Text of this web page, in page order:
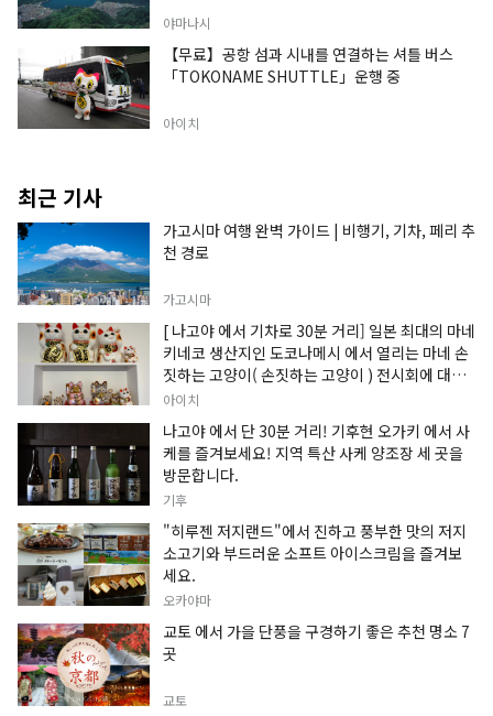
야마나시
【무료】공항 섬과 시내를 연결하는 셔틀 버스
「TOKONAME SHUTTLE」운행 중
아이치
최근 기사
가고시마 여행 완벽 가이드 | 비행기, 기차, 페리 추
천 경로
가고시마
[ 나고야 에서 기차로 30분 거리] 일본 최대의 마네
키네코 생산지인 도코나메시 에서 열리는 마네 손
짓하는 고양이( 손짓하는 고양이 ) 전시회에 대한
정보입니다.
아이치
나고야 에서 단 30분 거리! 기후현 오가키 에서 사
케를 즐겨보세요! 지역 특산 사케 양조장 세 곳을
방문합니다.
기후
"히루젠 저지랜드"에서 진하고 풍부한 맛의 저지
소고기와 부드러운 소프트 아이스크림을 즐겨보
세요.
오카야마
교토 에서 가을 단풍을 구경하기 좋은 추천 명소 7
곳
교토